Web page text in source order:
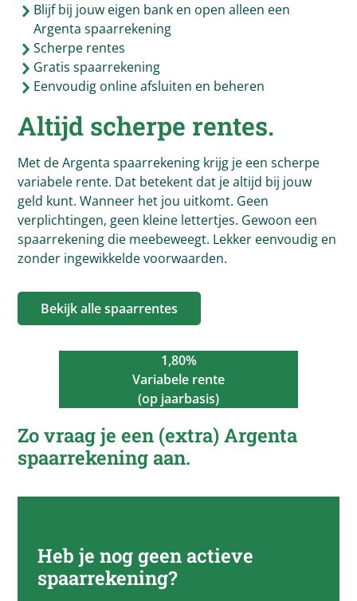
Blijf bij jouw eigen bank en open alleen een
Argenta spaarrekening
Scherpe rentes
Gratis spaarrekening
Eenvoudig online afsluiten en beheren
Altijd scherpe rentes.
Met de Argenta spaarrekening krijg je een scherpe
variabele rente. Dat betekent dat je altijd bij jouw
geld kunt. Wanneer het jou uitkomt. Geen
verplichtingen, geen kleine lettertjes. Gewoon een
spaarrekening die meebeweegt. Lekker eenvoudig en
zonder ingewikkelde voorwaarden.
1,80%
Variabele rente
(op jaarbasis)
Bekijk alle spaarrentes
Zo vraag je een (extra)Argenta
spaarrekening aan.
Heb je nog geen actieve
spaarrekening?